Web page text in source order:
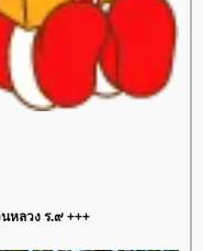
หลวง ร.๙ +++